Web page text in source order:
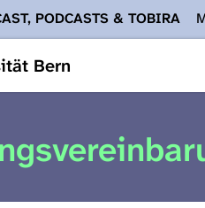
Bern
PODCASTS & TOBIRA
und Tobira nicht zur